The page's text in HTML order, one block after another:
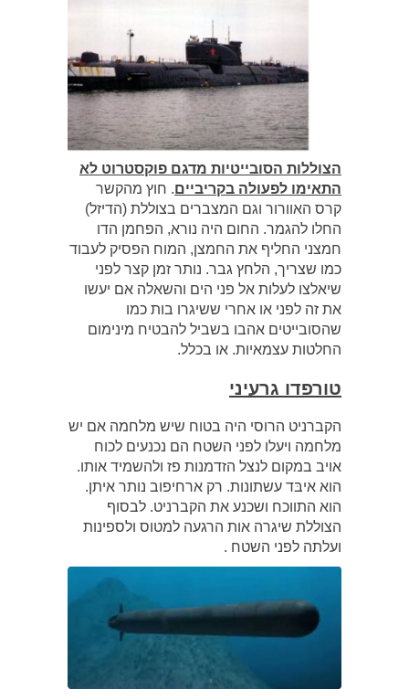
הצוללות הסובייטיות מדגם פוקסטרוט לא
התאימו לפעולה בקריביים. חוץ מהקשר
קרס האוורור וגם המצברים בצוללת (הדיזל)
החלו להגמר. החום היה נורא, הפחמן הדו
חמצני החליף את החמצן, המוח הפסיק לעבוד
כמו שצריך, הלחץ גבר. נותר זמן קצר לפני
שיאלצו לעלות אל פני הים והשאלה אם יעשו
את זה לפני או אחרי ששיגרו בות כמו
שהסובייטים אהבו בשביל להבטיח מינימום
החלטות עצמאיות. או בכלל.
טורפדו גרעיני
הקברניט הרוסי היה בטוח שיש מלחמה אם יש
מלחמה ויעלו לפני השטח הם נכנעים לכוח
אויב במקום לנצל הזדמנות פז ולהשמיד אותו.
הוא איבּד עשתונות. רק ארחיפוב נותר איתן.
הוא התווכח ושכנע את הקברניט. לבסוף
הצוללת שיגרה אות הרגעה למטוס ולספינות
ועלתה לפני השטח .